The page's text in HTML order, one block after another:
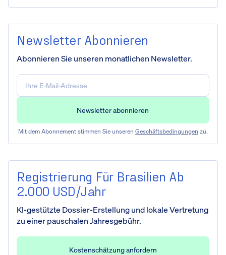
Newsletter Abonnieren
Abonnieren Sie unseren monatlichen Newsletter.
Mit dem Abonnement stimmen Sie unseren Geschäftsbedingungen zu.
Registrierung Für Brasilien Ab
2.000 USD/Jahr
KI-gestützte Dossier-Erstellung und lokale Vertretung
zu einer pauschalen Jahresgebühr.
Kostenschätzung anfordern